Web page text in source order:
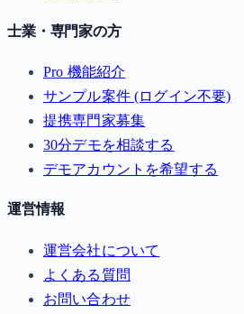
士業・専門家の方
Pro 機能紹介
サンプル案件 (ログイン不要)
提携専門家募集
30分デモを相談する
デモアカウントを希望する
運営情報
運営会社について
よくある質問
お問い合わせ